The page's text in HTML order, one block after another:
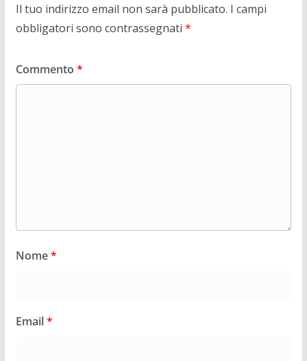
Il tuo indirizzo email non sarà pubblicato. I campi
obbligatori sono contrassegnati *
Commento *
Nome*
Email*